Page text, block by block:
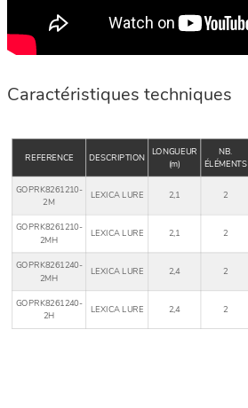
Caractéristiques techniques
REFERENCE DESCRIPTION
LONGUEUR
(m)
NB.
ÉLÉMENTS
GOPRK8261210-
2M
LEXICA LURE 2,1 2
GOPRK8261210-
2MH
LEXICA LURE 2,1 2
GOPRK8261240-
2MH
LEXICA LURE 2,4 2
GOPRK8261240-
2H
LEXICA LURE 2,4 2